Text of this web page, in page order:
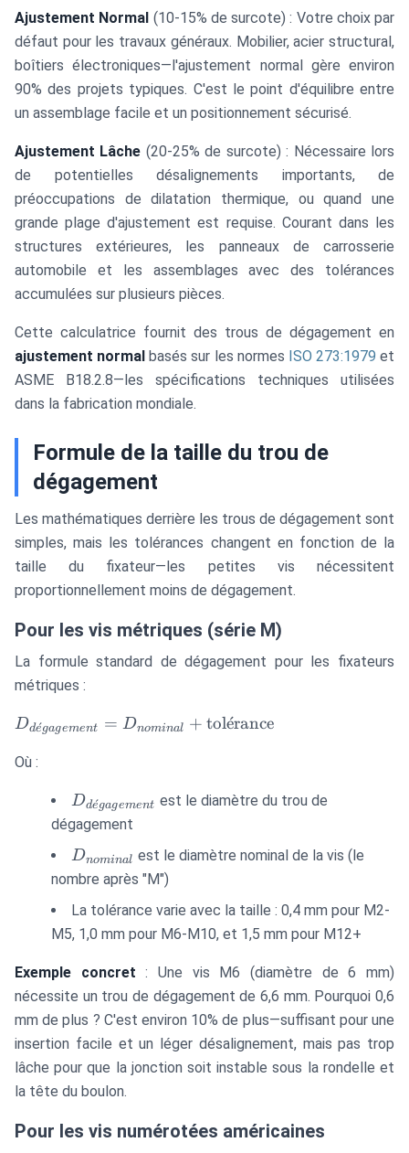
Ajustement Normal (10-15% de surcote) : Votre choix par
défaut pour les travaux généraux. Mobilier, acier structural,
boîtiers électroniques—l'ajustement normal gère environ
90% des projets typiques. C'est le point d'équilibre entre
un assemblage facile et un positionnement sécurisé.
Ajustement Lâche (20-25% de surcote) : Nécessaire lors
de potentielles désalignements importants, de
préoccupations de dilatation thermique, ou quand une
grande plage d'ajustement est requise. Courant dans les
structures extérieures, les panneaux de carrosserie
automobile et les assemblages avec des tolérances
accumulées sur plusieurs pièces.
Cette calculatrice fournit des trous de dégagement en
ajustement normal basés sur les normes ISO 273:1979 et
ASME B18.2.8—les spécifications techniques utilisées
dans la fabrication mondiale.
Formule de la taille du trou de
dégagement
Les mathématiques derrière les trous de dégagement sont
simples, mais les tolérances changent en fonction de la
taille du fixateur—les petites vis nécessitent
proportionnellement moins de dégagement.
Pour les vis métriques (série M)
La formule standard de dégagement pour les fixateurs
métriques :
D_{dégagement}
+
Dde
ˊgagement = Dnominal + tole
ˊrance
Où :
D_{dégagement}
Dde
ˊgagement est le diamètre du trou de
dégagement
D_{nominal}
Dnominal est le diamètre nominal de la vis (le
nombre après "M")
La tolérance varie avec la taille : 0,4 mm pour M2-
M5, 1,0 mm pour M6-M10, et 1,5 mm pour M12+
Exemple concret : Une vis M6 (diamètre de 6 mm)
nécessite un trou de dégagement de 6,6 mm. Pourquoi 0,6
mm de plus ? C'est environ 10% de plus—suffisant pour une
insertion facile et un léger désalignement, mais pas trop
lâche pour que la jonction soit instable sous la rondelle et
la tête du boulon.
Pour les vis numérotées américaines